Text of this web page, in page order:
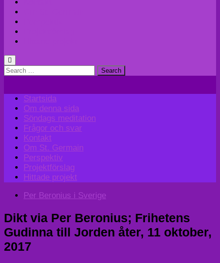
Search
Startsida
Om denna sida
Söndags meditation
Frågor och svar
Kontakt
Om St. Germain
Perspektiv
Projektförslag
Hittade projekt
Per Beronius i Sverige
Dikt via Per Beronius; Frihetens
Gudinna till Jorden åter, 11 oktober,
2017